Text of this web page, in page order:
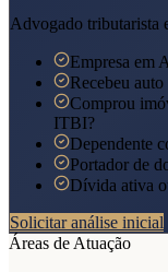
Advogado tributarista
Empresa em
Recebeu
Comprou
ITBI?
Dependente
Portador de
Dívida ativa
Solicitar análise inicial
Áreas de Atuação